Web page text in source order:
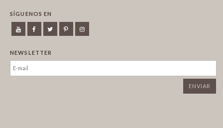
SÍGUENOS EN
NEWSLETTER